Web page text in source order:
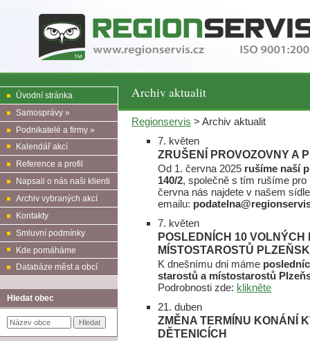
Archiv aktualit
Úvodní stránka
Samosprávy »
Podnikatelé a firmy »
Kalendář akcí
Reference a profil
Napsali o nás naši klienti
Archiv vybraných akcí
Kontakty
Smluvní podmínky
Kde pomáháme
Databáze měst a obcí
Hledat obec
Regionservis > Archiv aktualit
7. květen
ZRUŠENÍ PROVOZOVNY A
Od 1. června 2025 rušíme naší
140/2, společně s tím rušíme
června nás najdete v našem
emailu:
7. květen
POSLEDNÍCH 10
MÍSTOSTAROSTŮ
K dnešnímu dni máme
starostů a místostarostů
Podrobnosti zde: klikněte
21. duben
ZMĚNA TERMÍNU KONÁNÍ
DĚTENICÍCH